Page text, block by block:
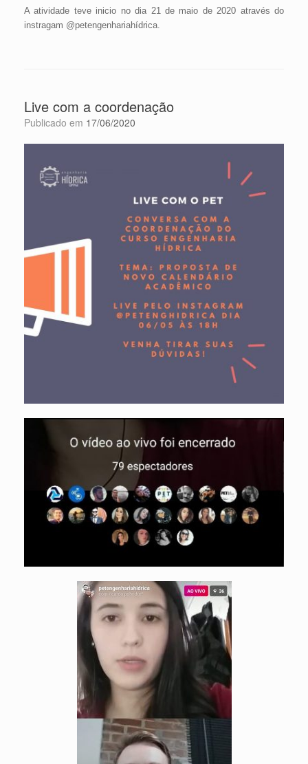
A atividade teve inicio no dia 21 de maio de 2020 através do
instragam @petengenhariahídrica.
Live com a coordenação
Publicado em 17/06/2020